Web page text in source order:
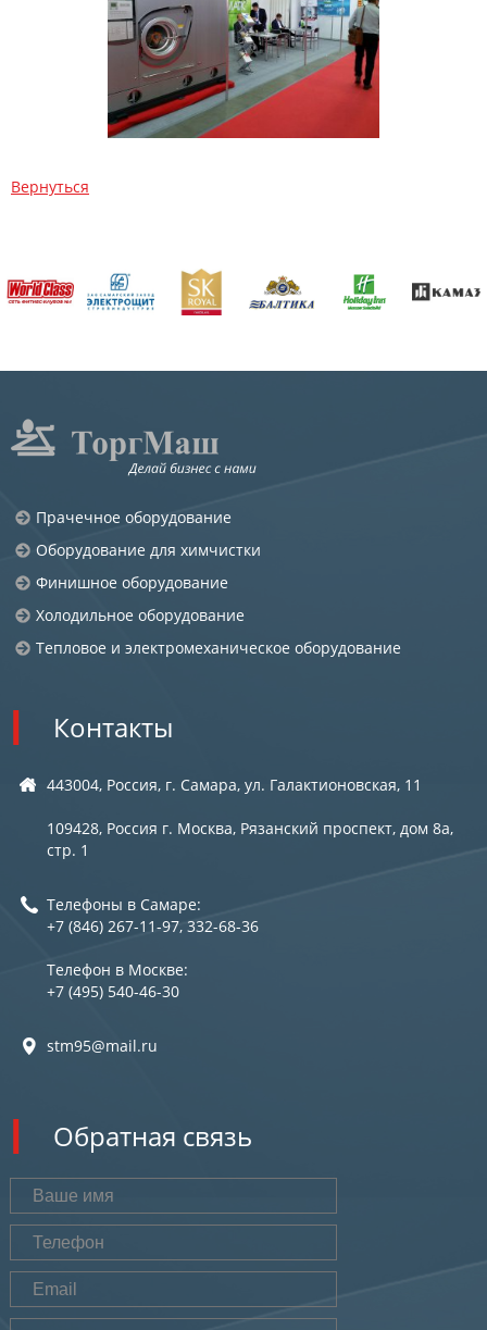
Вернуться
Прачечное оборудование
Оборудование для химчистки
Финишное оборудование
Холодильное оборудование
Тепловое и электромеханическое оборудование
Контакты
443004, Россия, г. Самара, ул. Галактионовская, 11
109428, Россия г. Москва, Рязанский проспект, дом 8а,
стр. 1
Телефоны в Самаре:
+7 (846) 267-11-97, 332-68-36
Телефон в Москве:
+7 (495) 540-46-30
stm95@mail.ru
Обратная связь